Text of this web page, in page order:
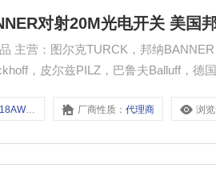
对射20M光电开关 美国
主营：图尔克TURCK，邦纳
，皮尔兹PILZ，巴鲁夫Balluff，德
S18RW3R 厂商性质：代理商 浏